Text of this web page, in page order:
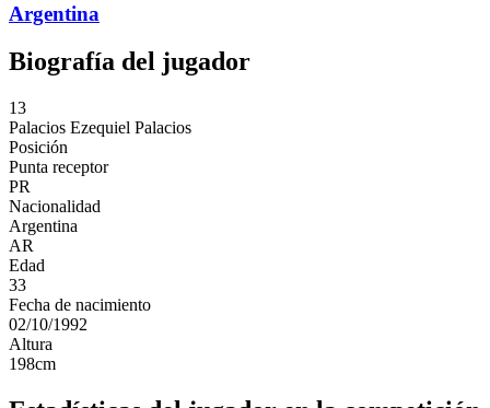
Argentina
Biografía del jugador
13
Palacios Ezequiel Palacios
Posición
Punta receptor
PR
Nacionalidad
Argentina
AR
Edad
33
Fecha de nacimiento
02/10/1992
Altura
198cm